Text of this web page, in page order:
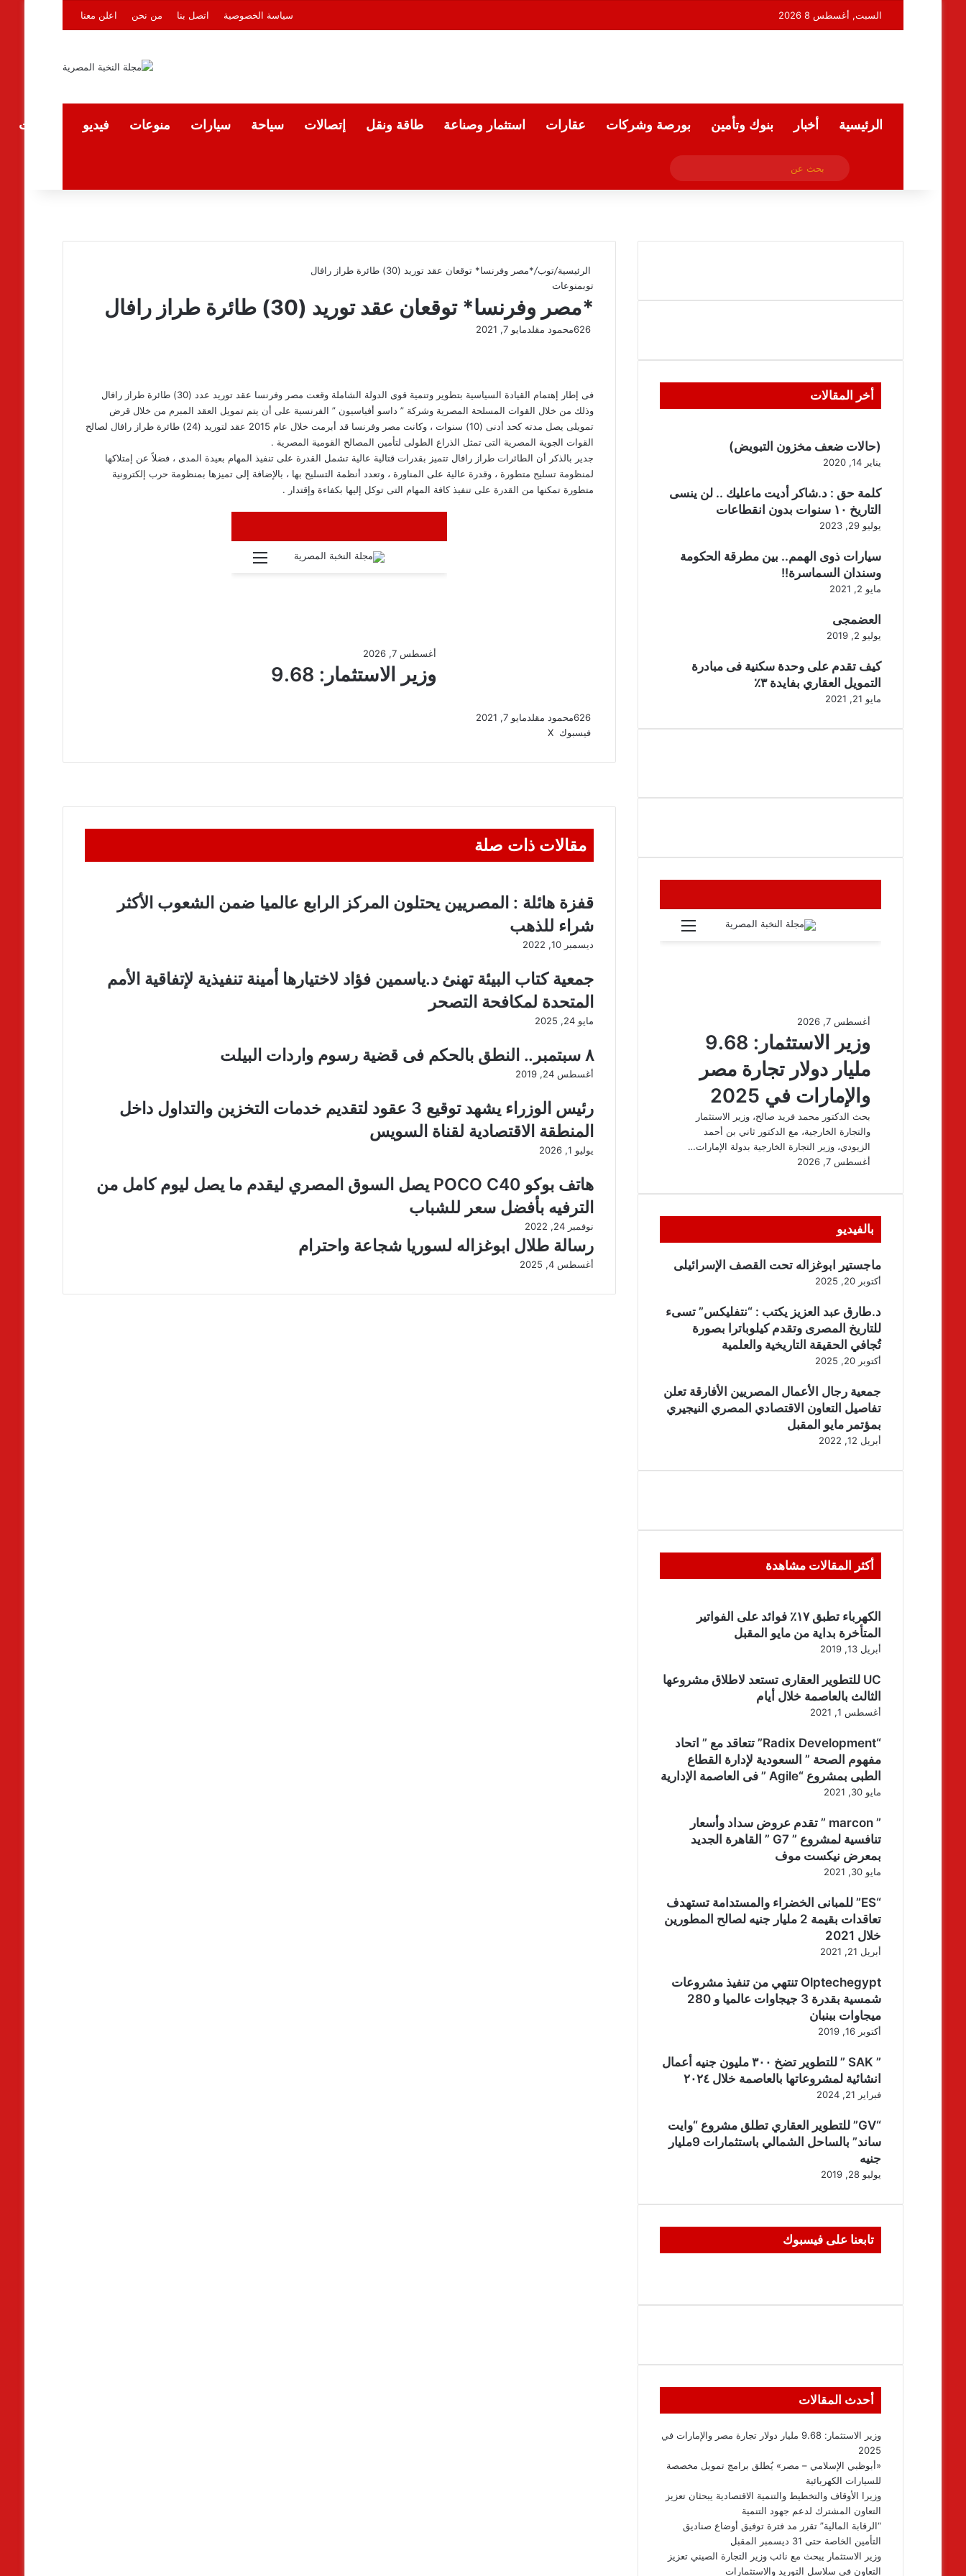
السبت, أغسطس 8 2026 سياسة الخصوصية اتصل بنا من نحن اعلن معنا
الرئيسية أخبار بنوك وتأمين بورصة وشركات عقارات استثمار وصناعة طاقة ونقل إتصالات سياحة سيارات منوعات فيديو المقالات
فيسبوكملخص الموقع RSS
بحث
عن
الرئيسية/توب/*مصر وفرنسا* توقعان عقد توريد (30) طائرة طراز رافال
توبمنوعات
*مصر وفرنسا* توقعان عقد توريد (30) طائرة طراز رافال
محمود مقلدمايو 7, 2021
فى إطار إهتمام القيادة السياسية بتطوير وتنمية قوى الدولة الشاملة وقعت مصر وفرنسا عقد توريد عدد (30) طائرة طراز رافال
وذلك من خلال القوات المسلحة المصرية وشركة ” داسو أفياسيون ” الفرنسية على أن يتم تمويل العقد المبرم من خلال قرض
تمويلى يصل مدته كحد أدنى (10) سنوات ، وكانت مصر وفرنسا قد أبرمت خلال عام 2015 عقد لتوريد (24) طائرة طراز رافال لصالح
القوات الجوية المصرية التى تمثل الذراع الطولى لتأمين المصالح القومية المصرية .
جدير بالذكر أن الطائرات طراز رافال تتميز بقدرات قتالية عالية تشمل القدرة على تنفيذ المهام بعيدة المدى ، فضلاً عن إمتلاكها
لمنظومة تسليح متطورة ، وقدرة عالية على المناورة ، وتعدد أنظمة التسليح بها ، بالإضافة إلى تميزها بمنظومة حرب إلكترونية
متطورة تمكنها من القدرة على تنفيذ كافة المهام التى توكل إليها بكفاءة وإقتدار .
محمود مقلدمايو 7, 2021
فيسبوك ‫X
البريد
مقالات ذات صلة
قفزة هائلة : المصريين يحتلون المركز الرابع عالميا ضمن الشعوب الأكثر
شراء للذهب
ديسمبر 10, 2022
جمعية كتاب البيئة تهنئ د.ياسمين فؤاد لاختيارها أمينة تنفيذية لإتفاقية الأمم
المتحدة لمكافحة التصحر
مايو 24, 2025
٨ سبتمبر.. النطق بالحكم فى قضية رسوم واردات البيلت
أغسطس 24, 2019
رئيس الوزراء يشهد توقيع 3 عقود لتقديم خدمات التخزين والتداول داخل
المنطقة الاقتصادية لقناة السويس
يوليو 1, 2026
هاتف بوكو POCO C40 يصل السوق المصري ليقدم ما يصل ليوم كامل من
الترفيه بأفضل سعر للشباب
نوفمبر 24, 2022
رسالة طلال ابوغزاله لسوريا شجاعة واحترام
أغسطس 4, 2025
أخر المقالات
(حالات ضعف مخزون التبويض)
يناير 14, 2020
كلمة حق : د.شاكر أديت ماعليك .. لن ينسى
التاريخ ١٠ سنوات بدون انقطاعات
يوليو 29, 2023
سيارات ذوى الهمم.. بين مطرقة الحكومة
وسندان السماسرة!!
مايو 2, 2021
العضمجى
يوليو 2, 2019
كيف تقدم على وحدة سكنية فى مبادرة
التمويل العقاري بفايدة ٣٪
مايو 21, 2021
بالفيديو
ماجستير ابوغزاله تحت القصف الإسرائيلى
أكتوبر 20, 2025
د.طارق عبد العزيز يكتب : “نتفليكس” تسىء
للتاريخ المصرى وتقدم كيلوباترا بصورة
تُجافي الحقيقة التاريخية والعلمية
أكتوبر 20, 2025
جمعية رجال الأعمال المصريين الأفارقة تعلن
تفاصيل التعاون الاقتصادي المصري النيجيري
بمؤتمر مايو المقبل
أبريل 12, 2022
أكثر المقالات مشاهدة
الكهرباء تطبق ١٧٪ فوائد على الفواتير
المتأخرة بداية من مايو المقبل
أبريل 13, 2019
UC للتطوير العقارى تستعد لاطلاق مشروعها
الثالث بالعاصمة خلال أيام
أغسطس 1, 2021
“Radix Development” تتعاقد مع ” اتحاد
مفهوم الصحة ” السعودية لإدارة القطاع
الطبى بمشروع “Agile ” فى العاصمة الإدارية
مايو 30, 2021
” marcon ” تقدم عروض سداد وأسعار
تنافسية لمشروع ” G7 ” القاهرة الجديد
بمعرض نيكست موف
مايو 30, 2021
“ES” للمبانى الخضراء والمستدامة تستهدف
تعاقدات بقيمة 2 مليار جنيه لصالح المطورين
خلال 2021
أبريل 21, 2021
Olptechegypt تنتهي من تنفيذ مشروعات
شمسية بقدرة 3 جيجاوات عالميا و 280
ميجاوات ببنبان
أكتوبر 16, 2019
” SAK ” للتطوير تضخ ٣٠٠ مليون جنيه أعمال
انشائية لمشروعاتها بالعاصمة خلال ٢٠٢٤
فبراير 21, 2024
“GV” للتطوير العقاري تطلق مشروع “وايت
ساند” بالساحل الشمالي باستثمارات 9مليار
جنيه
يوليو 28, 2019
تابعنا على فيسبوك
أحدث المقالات
وزير الاستثمار: 9.68 مليار دولار تجارة مصر والإمارات في
2025
«أبوظبي الإسلامي – مصر» يُطلق برامج تمويل مخصصة
للسيارات الكهربائية
وزيرا الأوقاف والتخطيط والتنمية الاقتصادية يبحثان تعزيز
التعاون المشترك لدعم جهود التنمية
“الرقابة المالية” تقرر مد فترة توفيق أوضاع صناديق
التأمين الخاصة حتى 31 ديسمبر المقبل
وزير الاستثمار يبحث مع نائب وزير التجارة الصيني تعزيز
التعاون في سلاسل التوريد والاستثمارات